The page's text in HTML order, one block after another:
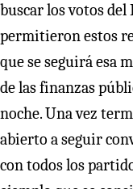
buscar los votos del
permitieron estos
que se seguirá esa
de las finanzas
noche. Una vez
abierto a seguir
con todos los